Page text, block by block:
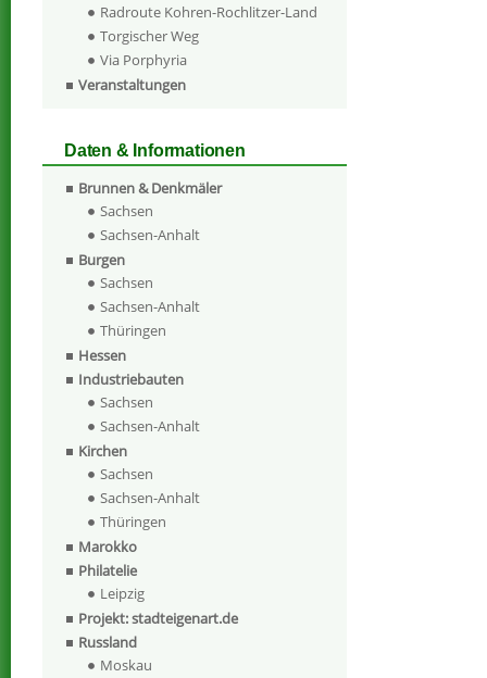
Radroute Kohren-Rochlitzer-Land
Torgischer Weg
Via Porphyria
Veranstaltungen
Daten & Informationen
Brunnen & Denkmäler
Sachsen
Sachsen-Anhalt
Burgen
Sachsen
Sachsen-Anhalt
Thüringen
Hessen
Industriebauten
Sachsen
Sachsen-Anhalt
Kirchen
Sachsen
Sachsen-Anhalt
Thüringen
Marokko
Philatelie
Leipzig
Projekt: stadteigenart.de
Russland
Moskau